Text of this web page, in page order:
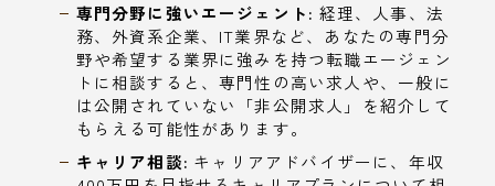
専門分野に強いエージェント: 経理、人事、法
務、外資系企業、IT業界など、あなたの専門分
野や希望する業界に強みを持つ転職エージェン
トに相談すると、専門性の高い求人や、一般に
は公開されていない「非公開求人」を紹介して
もらえる可能性があります。
キャリア相談: キャリアアドバイザーに、年収